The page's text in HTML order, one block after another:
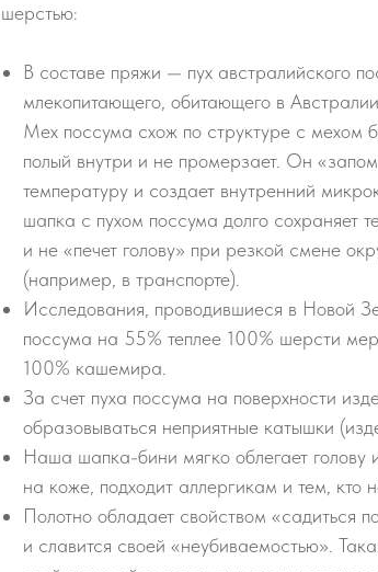
шерстью:
В составе пряжи — пух австралийского
млекопитающего, обитающего в
Мех поссума схож по структуре с мехом
полый внутри и не промерзает. Он
температуру и создает внутренний
шапка с пухом поссума долго сохраняет
и не «печет голову» при резкой смене
(например, в транспорте).
Исследования, проводившиеся в Новой
поссума на 55% теплее 100% шерсти
100% кашемира.
За счет пуха поссума на поверхности
образовываться неприятные катышки
Наша шапка-бини мягко облегает
на коже, подходит аллергикам и тем, кто
Полотно обладает свойством «садиться
и славится своей «неубиваемостью».